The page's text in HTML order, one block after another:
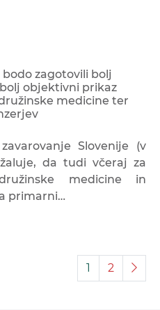
zagotovili bolj
objektivni prikaz
medicine ter
Slovenije (v
da tudi včeraj za
medicine in
primarni…
1 2